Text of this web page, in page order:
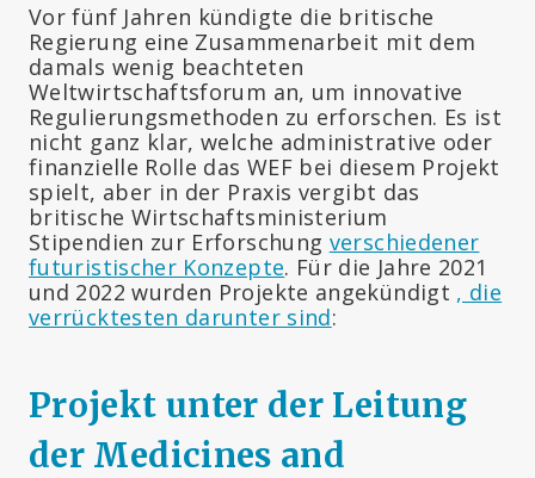
Vor fünf Jahren kündigte die britische
Regierung eine Zusammenarbeit mit dem
damals wenig beachteten
Weltwirtschaftsforum an, um innovative
Regulierungsmethoden zu erforschen. Es ist
nicht ganz klar, welche administrative oder
finanzielle Rolle das WEF bei diesem Projekt
spielt, aber in der Praxis vergibt das
britische Wirtschaftsministerium
Stipendien zur Erforschung verschiedener
futuristischer Konzepte. Für die Jahre 2021
und 2022 wurden Projekte angekündigt , die
verrücktesten darunter sind:
Projekt unter der Leitung
der Medicines and